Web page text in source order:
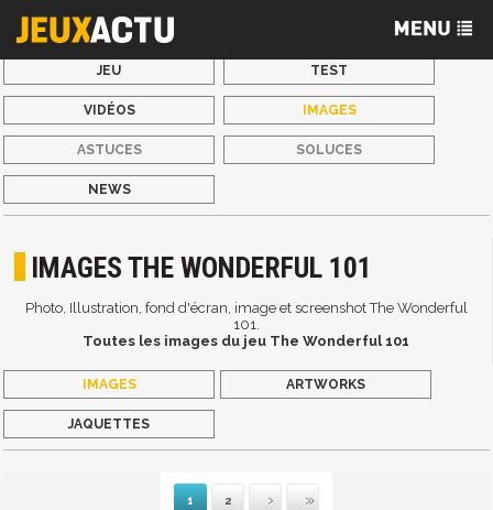
JEU TEST
VIDÉOS IMAGES
ASTUCES SOLUCES
NEWS
IMAGES THE WONDERFUL 101
Photo, Illustration, fond d'écran, image et screenshot The Wonderful
101.
Toutes les images du jeu The Wonderful 101
IMAGES ARTWORKS
JAQUETTES
1 2
Suivante
Dernière